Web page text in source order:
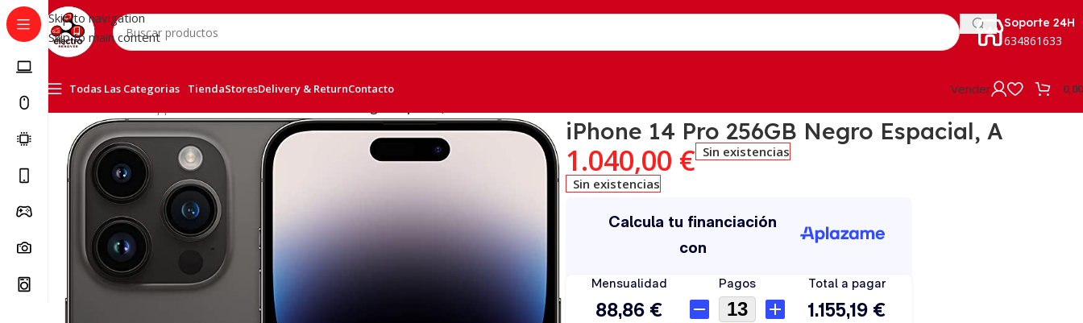
Skip to navigation
Skip to main content
Soporte 24H
634861633
Todas Las Categorias TiendaStoresDelivery & ReturnContacto Vender
iPhone 14 Pro 256GB Negro Espacial, A
1.040,00 € Sin existencias
Sin existencias